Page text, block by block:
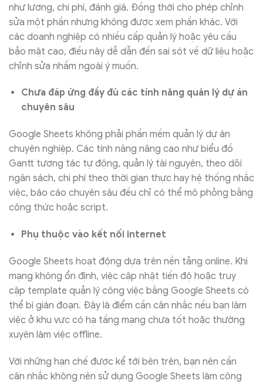
như lương, chi phí, đánh giá. Đồng thời cho phép chỉnh
sửa một phần nhưng không được xem phần khác. Với
các doanh nghiệp có nhiều cấp quản lý hoặc yêu cầu
bảo mật cao, điều này dễ dẫn đến sai sót về dữ liệu hoặc
chỉnh sửa nhầm ngoài ý muốn.
Chưa đáp ứng đầy đủ các tính năng quản lý dự án
chuyên sâu
Google Sheets không phải phần mềm quản lý dự án
chuyên nghiệp. Các tính năng nâng cao như biểu đồ
Gantt tương tác tự động, quản lý tài nguyên, theo dõi
ngân sách, chi phí theo thời gian thực hay hệ thống nhắc
việc, báo cáo chuyên sâu đều chỉ có thể mô phỏng bằng
công thức hoặc script.
Phụ thuộc vào kết nối internet
Google Sheets hoạt động dựa trên nền tảng online. Khi
mạng không ổn định, việc cập nhật tiến độ hoặc truy
cập template quản lý công việc bằng Google Sheets có
thể bị gián đoạn. Đây là điểm cần cân nhắc nếu bạn làm
việc ở khu vực có hạ tầng mạng chưa tốt hoặc thường
xuyên làm việc offline.
Với những hạn chế được kể tới bên trên, bạn nên cần
cân nhắc không nên sử dụng Google Sheets làm công